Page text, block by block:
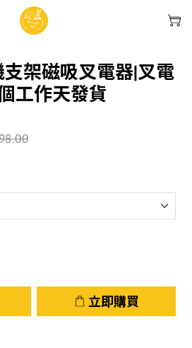
架磁吸叉電器|叉電
工作天發貨
立即購買